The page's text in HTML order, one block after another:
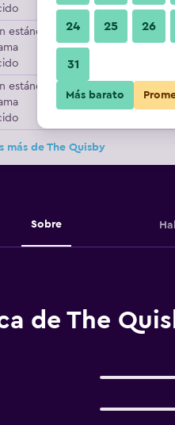
estándar,
estándar,
más de The Quisby
Sobre
de The
24 25 26
31
Más barato